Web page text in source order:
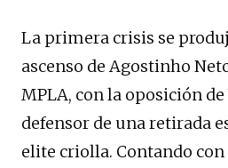
La primera crisis se
ascenso de Agostinho
MPLA, con la oposición
defensor de una retirada
elite criolla. Contando